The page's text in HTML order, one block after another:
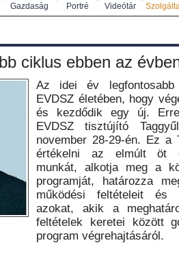
Gazdaság Portré Videótár
ciklus ebben az
Az idei év legfontosabb
EVDSZ életében, hogy
és kezdődik egy új.
EVDSZ tisztújító
november 28-29-én. Ez a
értékelni az elmúlt öt
munkát, alkotja meg a
programját, határozza
működési feltételeit és
azokat, akik a
feltételek keretei között
program végrehajtásáról.